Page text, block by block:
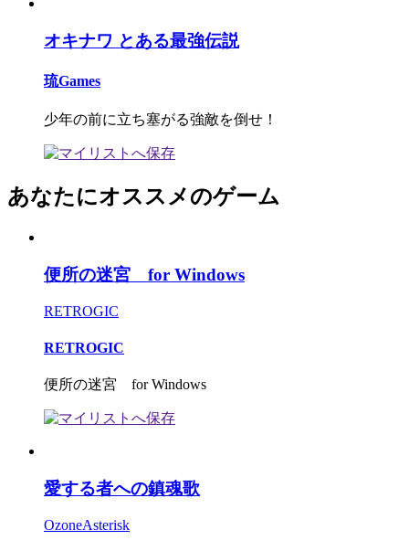
オキナワ とある最強伝説
琉Games
少年の前に立ち塞がる強敵を倒せ！
あなたにオススメのゲーム
便所の迷宮 for Windows
RETROGIC
RETROGIC
便所の迷宮 for Windows
愛する者への鎮魂歌
OzoneAsterisk